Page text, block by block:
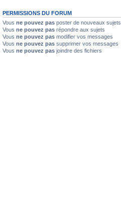
PERMISSIONS DU FORUM
Vous ne pouvez pas poster de nouveaux sujets
Vous ne pouvez pas répondre aux sujets
Vous ne pouvez pas modifier vos messages
Vous ne pouvez pas supprimer vos messages
Vous ne pouvez pas joindre des fichiers